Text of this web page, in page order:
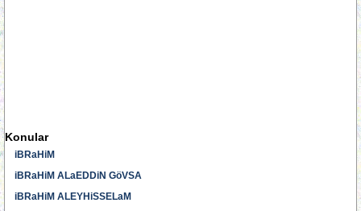
Konular
iBRaHiM
iBRaHiM ALaEDDiN GöVSA
iBRaHiM ALEYHiSSELaM